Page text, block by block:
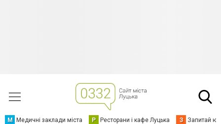
М Медичні заклади міста Р Ресторани і кафе Луцька З Запитай